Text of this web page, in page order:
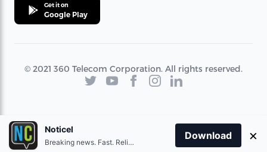
Get it on
Google Play
© 2021 360 Telecom Corporation. All rights reserved.
Noticel
Breaking news. Fast. Reliable.
Download ×